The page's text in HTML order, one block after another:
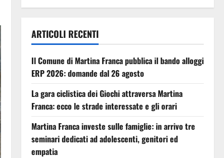
ARTICOLI RECENTI
Il Comune di Martina Franca pubblica il bando alloggi
ERP 2026: domande dal 26 agosto
La gara ciclistica dei Giochi attraversa Martina
Franca: ecco le strade interessate e gli orari
Martina Franca investe sulle famiglie: in arrivo tre
seminari dedicati ad adolescenti, genitori ed
empatia